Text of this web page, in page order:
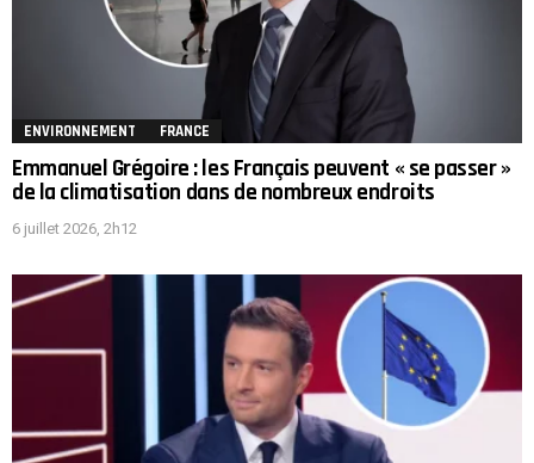
ENVIRONNEMENT FRANCE
Emmanuel Grégoire : les Français peuvent « se passer »
de la climatisation dans de nombreux endroits
6 juillet 2026, 2h12